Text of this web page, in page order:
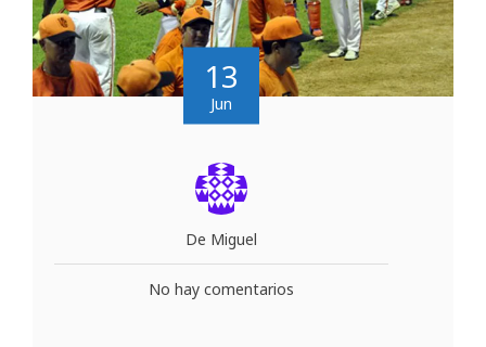
13
Jun
De Miguel
No hay comentarios